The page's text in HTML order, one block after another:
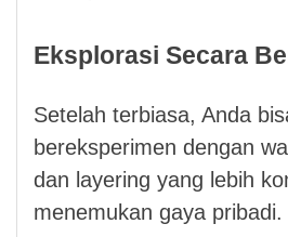
Eksplorasi Secara
Setelah terbiasa, Anda
bereksperimen dengan
dan layering yang lebih
menemukan gaya pribadi.